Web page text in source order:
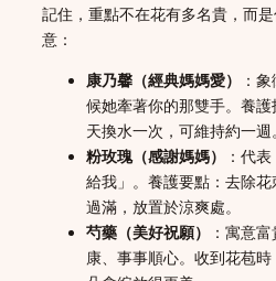
記住，重點不在花有多名貴，而
意：
康乃馨（經典媽媽愛）
：
候她牽著你的那雙手。養
天換水一次，可維持約一週
粉玫瑰（感謝媽媽）
：代
給我」。養護要點：去除
過滿，放置於涼爽處。
芍藥（美好祝願）
：寓意
康、事事順心。收到花苞